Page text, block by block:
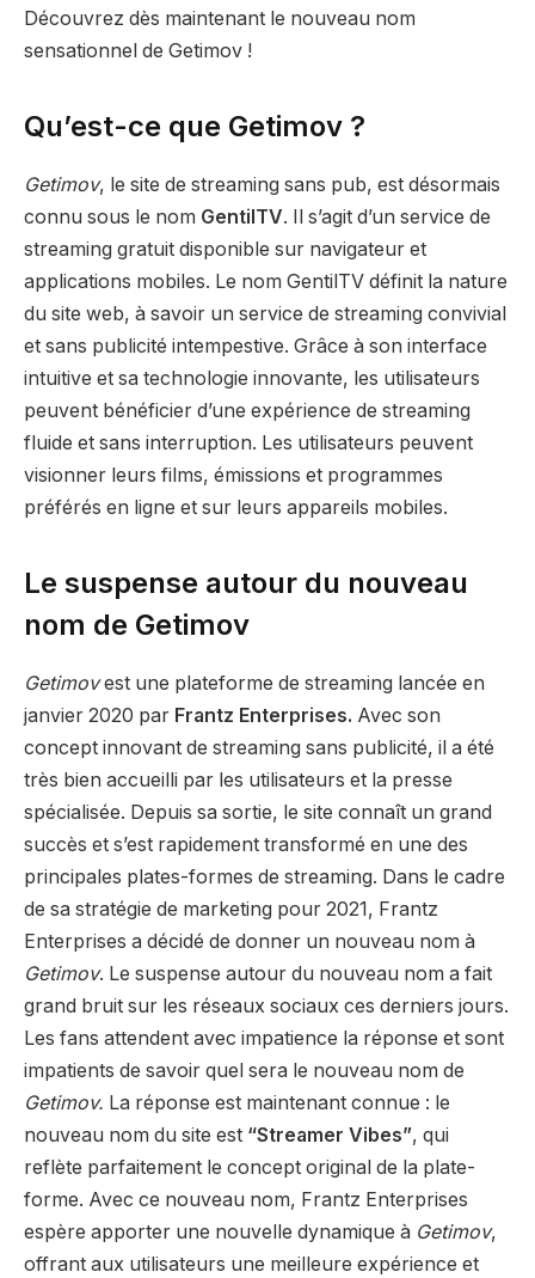
Découvrez dès maintenant le nouveau nom
sensationnel de Getimov !
Qu’est-ce que Getimov ?
Getimov, le site de streaming sans pub, est désormais
connu sous le nom GentilTV. Il s’agit d’un service de
streaming gratuit disponible sur navigateur et
applications mobiles. Le nom GentilTV définit la nature
du site web, à savoir un service de streaming convivial
et sans publicité intempestive. Grâce à son interface
intuitive et sa technologie innovante, les utilisateurs
peuvent bénéficier d’une expérience de streaming
fluide et sans interruption. Les utilisateurs peuvent
visionner leurs films, émissions et programmes
préférés en ligne et sur leurs appareils mobiles.
Le suspense autour du nouveau
nom de Getimov
Getimovest une plateforme de streaming lancée en
janvier 2020 par Frantz Enterprises. Avec son
concept innovant de streaming sans publicité, il a été
très bien accueilli par les utilisateurs et la presse
spécialisée. Depuis sa sortie, le site connaît un grand
succès et s’est rapidement transformé en une des
principales plates-formes de streaming. Dans le cadre
de sa stratégie de marketing pour 2021, Frantz
Enterprises a décidé de donner un nouveau nom à
Getimov. Le suspense autour du nouveau nom a fait
grand bruit sur les réseaux sociaux ces derniers jours.
Les fans attendent avec impatience la réponse et sont
impatients de savoir quel sera le nouveau nom de
Getimov. La réponse est maintenant connue : le
nouveau nom du site est “Streamer Vibes”, qui
reflète parfaitement le concept original de la plate-
forme. Avec ce nouveau nom, Frantz Enterprises
espère apporter une nouvelle dynamique à Getimov,
offrant aux utilisateurs une meilleure expérience et